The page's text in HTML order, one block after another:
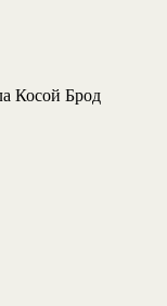
Косой Брод